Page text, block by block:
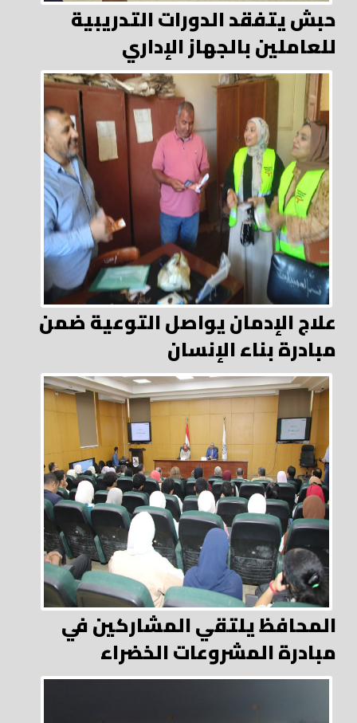
حبش يتفقد الدورات التدريبية
للعاملين بالجهاز الإداري
علاج الإدمان يواصل التوعية ضمن
مبادرة بناء الإنسان
المحافظ يلتقي المشاركين في
مبادرة المشروعات الخضراء